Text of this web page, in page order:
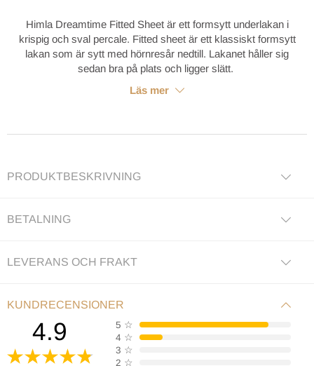
Himla Dreamtime Fitted Sheet är ett formsytt underlakan i
krispig och sval percale. Fitted sheet är ett klassiskt formsytt
lakan som är sytt med hörnresår nedtill. Lakanet håller sig
sedan bra på plats och ligger slätt.
Läs mer
PRODUKTBESKRIVNING
BETALNING
LEVERANS OCH FRAKT
KUNDRECENSIONER
4.9 5 ☆
4 ☆
3 ☆
2 ☆